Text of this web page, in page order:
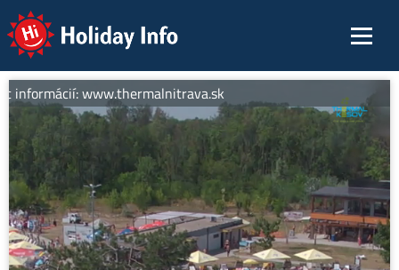
Holiday Info
www.thermalnitrava.sk